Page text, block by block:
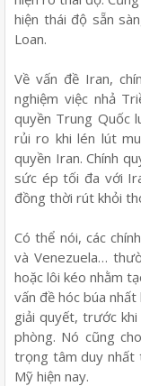
hiện thái độ sẵn
Loan.
Về vấn đề Iran,
nghiệm việc nhả
quyền Trung Quốc
rủi ro khi lén lút
quyền Iran. Chính
sức ép tối đa với
đồng thời rút khỏi
Có thể nói, các
và Venezuela…
hoặc lôi kéo nhằm
vấn đề hóc búa
giải quyết, trước khi
phòng. Nó cũng
trọng tâm duy nhất
Mỹ hiện nay.